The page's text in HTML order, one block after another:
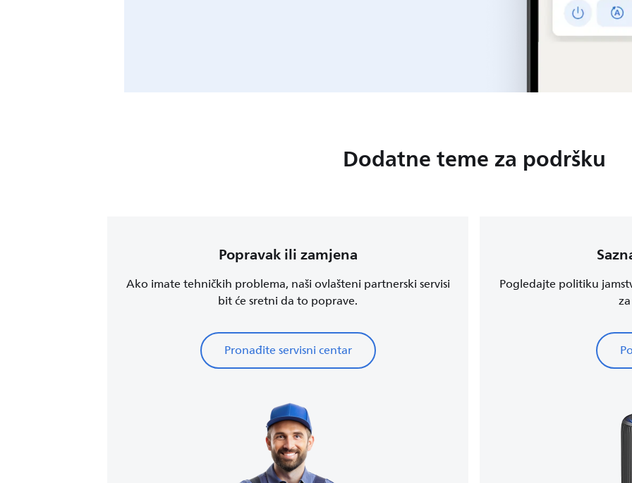
Dodatne teme za podršku
Popravak ili zamjena
Ako imate tehničkih problema, naši ovlašteni partnerski servisi
bit će sretni da to poprave.
Pronađite servisni centar
Pogledajte politiku